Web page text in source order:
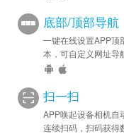
底部/顶部导航
一键在线设置APP顶
本，可自定义网址导
扫一扫
APP唤起设备相机自
连续扫码，扫码获得